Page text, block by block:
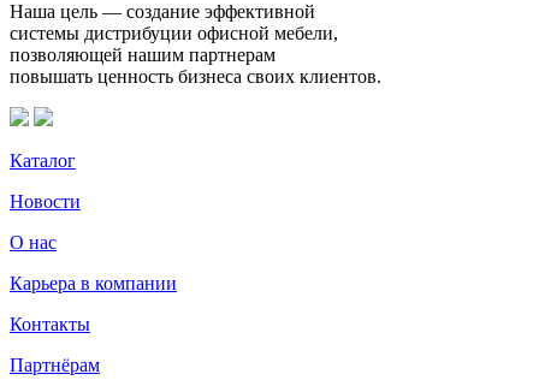
Наша цель — создание эффективной
системы дистрибуции офисной мебели,
позволяющей нашим партнерам
повышать ценность бизнеса своих клиентов.
Каталог
Новости
О нас
Карьера в компании
Контакты
Партнёрам